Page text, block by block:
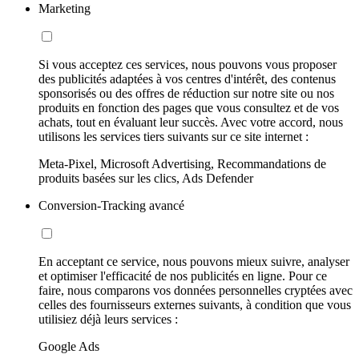
Marketing
Si vous acceptez ces services, nous pouvons vous proposer
des publicités adaptées à vos centres d'intérêt, des contenus
sponsorisés ou des offres de réduction sur notre site ou nos
produits en fonction des pages que vous consultez et de vos
achats, tout en évaluant leur succès. Avec votre accord, nous
utilisons les services tiers suivants sur ce site internet :
Meta-Pixel, Microsoft Advertising, Recommandations de
produits basées sur les clics, Ads Defender
Conversion-Tracking avancé
En acceptant ce service, nous pouvons mieux suivre, analyser
et optimiser l'efficacité de nos publicités en ligne. Pour ce
faire, nous comparons vos données personnelles cryptées avec
celles des fournisseurs externes suivants, à condition que vous
utilisiez déjà leurs services :
Google Ads